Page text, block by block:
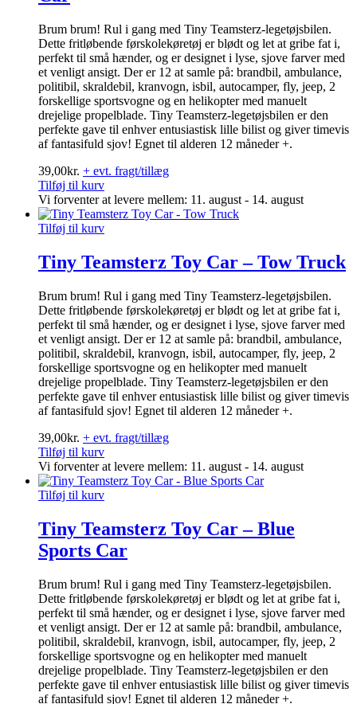
Brum brum! Rul i gang med Tiny Teamsterz-legetøjsbilen.
Dette fritløbende førskolekøretøj er blødt og let at gribe fat i,
perfekt til små hænder, og er designet i lyse, sjove farver med
et venligt ansigt. Der er 12 at samle på: brandbil, ambulance,
politibil, skraldebil, kranvogn, isbil, autocamper, fly, jeep, 2
forskellige sportsvogne og en helikopter med manuelt
drejelige propelblade. Tiny Teamsterz-legetøjsbilen er den
perfekte gave til enhver entusiastisk lille bilist og giver timevis
af fantasifuld sjov! Egnet til alderen 12 måneder +.
39,00kr. + evt. fragt/tillæg
Tilføj til kurv
Vi forventer at levere mellem: 11. august - 14. august
Tilføj til kurv
Tiny Teamsterz Toy Car – Tow Truck
Brum brum! Rul i gang med Tiny Teamsterz-legetøjsbilen.
Dette fritløbende førskolekøretøj er blødt og let at gribe fat i,
perfekt til små hænder, og er designet i lyse, sjove farver med
et venligt ansigt. Der er 12 at samle på: brandbil, ambulance,
politibil, skraldebil, kranvogn, isbil, autocamper, fly, jeep, 2
forskellige sportsvogne og en helikopter med manuelt
drejelige propelblade. Tiny Teamsterz-legetøjsbilen er den
perfekte gave til enhver entusiastisk lille bilist og giver timevis
af fantasifuld sjov! Egnet til alderen 12 måneder +.
39,00kr. + evt. fragt/tillæg
Tilføj til kurv
Vi forventer at levere mellem: 11. august - 14. august
Tilføj til kurv
Tiny Teamsterz Toy Car – Blue
Sports Car
Brum brum! Rul i gang med Tiny Teamsterz-legetøjsbilen.
Dette fritløbende førskolekøretøj er blødt og let at gribe fat i,
perfekt til små hænder, og er designet i lyse, sjove farver med
et venligt ansigt. Der er 12 at samle på: brandbil, ambulance,
politibil, skraldebil, kranvogn, isbil, autocamper, fly, jeep, 2
forskellige sportsvogne og en helikopter med manuelt
drejelige propelblade. Tiny Teamsterz-legetøjsbilen er den
perfekte gave til enhver entusiastisk lille bilist og giver timevis
af fantasifuld sjov! Egnet til alderen 12 måneder +.